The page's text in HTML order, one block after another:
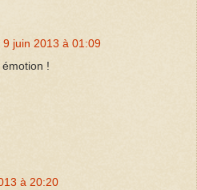
9 juin 2013 à 01:09
!
à 20:20